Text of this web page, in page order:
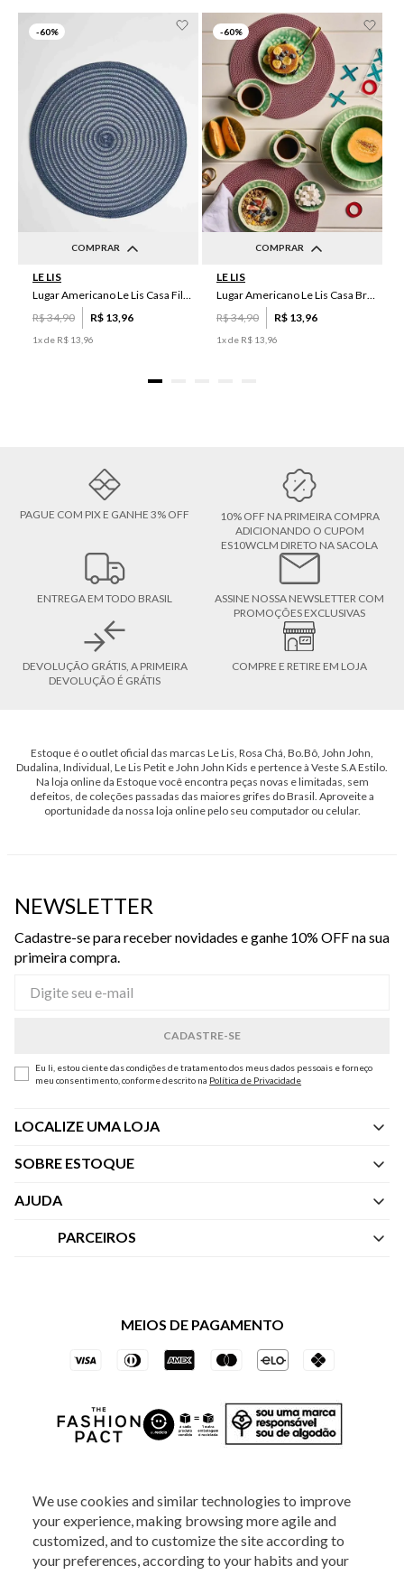
We use cookies and similar technologies to improve
your experience, making browsing more agile and
customized, and to customize the site according to
your preferences, according to your habits and your
-60%
COMPRAR
LE LIS
Lugar Americano Le Lis Casa Filipa
R$34,90 R$ 13 96
1x de R$ 13 96
-60%
COMPRAR
LE LIS
Lugar Americano Le Lis Casa Brenda
R$34,90 R$ 13 96
1x de R$ 13 96
PAGUE COM PIX E GANHE 3% OFF
10% OFF NA PRIMEIRA COMPRA
ADICIONANDO O CUPOM
ES10WCLM DIRETO NA SACOLA
ENTREGA EM TODO BRASIL
ASSINE NOSSA NEWSLETTER COM
PROMOÇÕES EXCLUSIVAS
DEVOLUÇÃO GRÁTIS, A PRIMEIRA
DEVOLUÇÃO É GRÁTIS
COMPRE E RETIRE EM LOJA
Estoque é o outlet oficial das marcas Le Lis, Rosa Chá, Bo.Bô, John John,
Dudalina, Individual, Le Lis Petit e John John Kids e pertence à Veste S.A Estilo.
Na loja online da Estoque você encontra peças novas e limitadas, sem
defeitos, de coleções passadas das maiores grifes do Brasil. Aproveite a
oportunidade da nossa loja online pelo seu computador ou celular.
NEWSLETTER
Cadastre-se para receber novidades e ganhe 10% OFF na sua
primeira compra.
Eu li, estou ciente das condições de tratamento dos meus dados pessoais e forneço
meu consentimento, conforme descrito na Política de Privacidade
LOCALIZE UMA LOJA
SOBRE ESTOQUE
Quem Somos
AJUDA
Central de Atendimento
Trocas e Devoluções
PARCEIROS
Vai de Visa
Azul Fidelidade
MEIOS DE PAGAMENTO